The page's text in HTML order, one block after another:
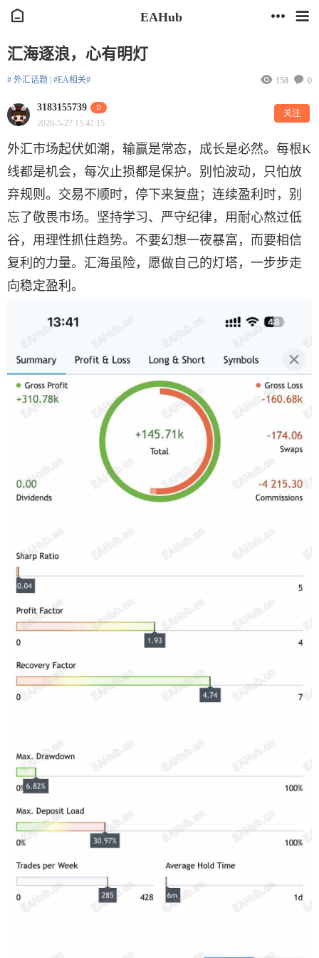
EAHub
汇海逐浪，心有明灯
# 外汇话题 #EA相关# 0
158
3183155739 D
2026-5-27 15:42:15
关注
外汇市场起伏如潮，输赢是常态，成长是必然。每根K
线都是机会，每次止损都是保护。别怕波动，只怕放
弃规则。交易不顺时，停下来复盘；连续盈利时，别
忘了敬畏市场。坚持学习、严守纪律，用耐心熬过低
谷，用理性抓住趋势。不要幻想一夜暴富，而要相信
复利的力量。汇海虽险，愿做自己的灯塔，一步步走
向稳定盈利。